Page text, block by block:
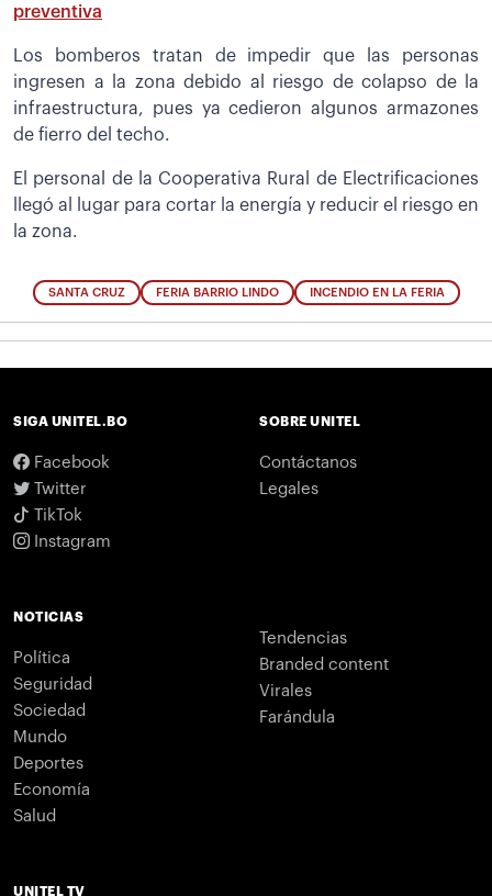
preventiva
Los bomberos tratan de impedir que las personas
ingresen a la zona debido al riesgo de colapso de la
infraestructura, pues ya cedieron algunos armazones
de fierro del techo.
El personal de la Cooperativa Rural de Electrificaciones
llegó al lugar para cortar la energía y reducir el riesgo en
la zona.
SANTA CRUZ FERIA BARRIO LINDO INCENDIO EN LA FERIA
SIGA UNITEL.BO
Facebook
Twitter
TikTok
Instagram
SOBRE UNITEL
Contáctanos
Legales
NOTICIAS
Política
Seguridad
Sociedad
Mundo
Deportes
Economía
Salud
Tendencias
Branded content
Virales
Farándula
UNITEL TV